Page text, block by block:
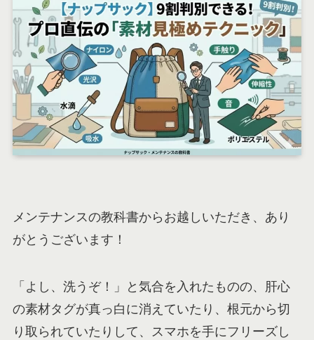
メンテナンスの教科書からお越しいただき、あり
がとうございます！
「よし、洗うぞ！」と気合を入れたものの、肝心
の素材タグが真っ白に消えていたり、根元から切
り取られていたりして、スマホを手にフリーズし